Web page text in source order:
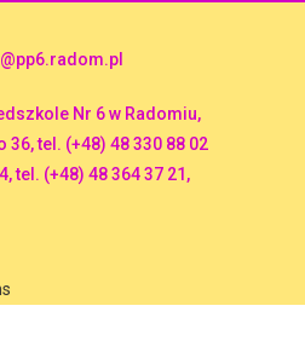
Nr 6 w Radomiu,
tel. (+48) 48 330 88 02
tel. (+48) 48 364 37 21,